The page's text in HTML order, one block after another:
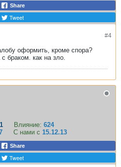
Share
Tweet
#4
оформить, кроме спора?
браком. как на зло.
Влияние: 624
С нами с 15.12.13
Share
Tweet